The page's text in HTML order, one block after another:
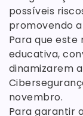
possíveis
promovendo
Para que este
educativa,
dinamizarem
novembro.
Para garantir